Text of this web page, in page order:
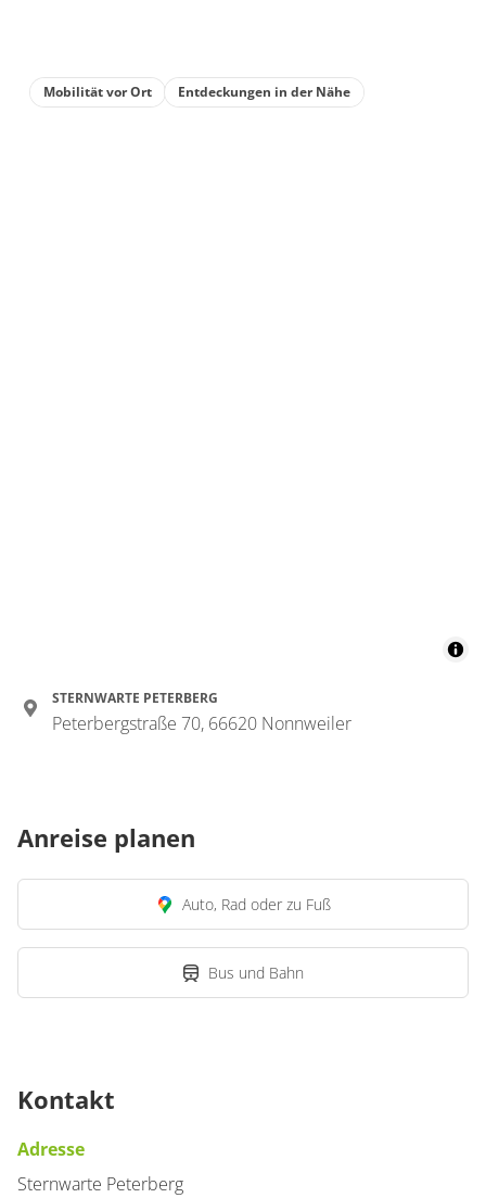
Mobilität vor Ort Entdeckungen in der Nähe
STERNWARTE PETERBERG
Peterbergstraße 70, 66620 Nonnweiler
Anreise planen
Auto, Rad oder zu Fuß
Bus und Bahn
Kontakt
Adresse
Sternwarte Peterberg